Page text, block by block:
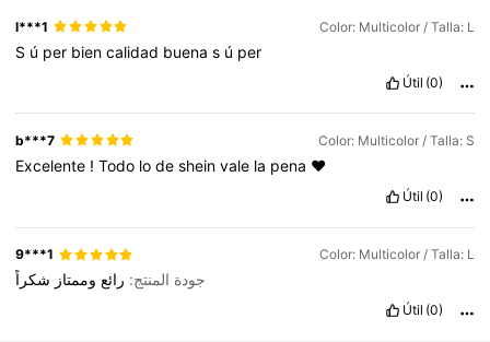
l***1 Color: Multicolor / Talla: L
S ú per biencalidad buenas ú per
Útil (0)
b***7 Color: Multicolor / Talla: S
Excelente !Todo lodesheinvale la pena ♥️
Útil (0)
9***1 Color: Multicolor / Talla: L
جودة المنتج: رائع وممتاز شكراً
Útil (0)